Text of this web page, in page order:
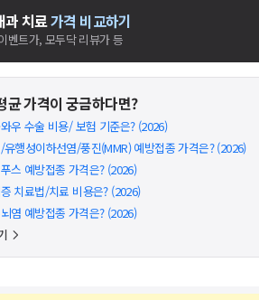
과치료가격 비교하기
벤트가, 모두닥 리뷰가 등
균 가격이 궁금하다면?
우 수술 비용/ 보험 기준은? (2026)
유행성이하선염/풍진(MMR) 예방접종 가격은? (2026)
스 예방접종 가격은? (2026)
치료법/치료 비용은? (2026)
염 예방접종 가격은? (2026)